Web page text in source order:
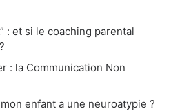
: et si le coaching parental
: la Communication Non
enfant a une neuroatypie ?